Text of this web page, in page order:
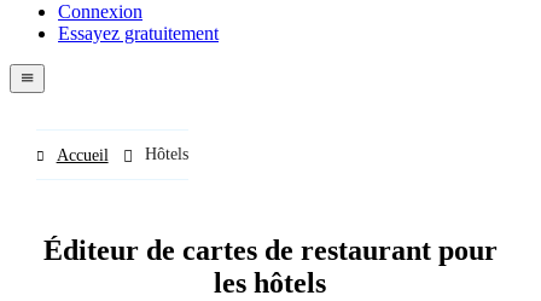
Menutech
navigation
Connexion
Essayez gratuitement
menu
Accueil Hôtels
Éditeur de cartes de restaurant pour
les hôtels